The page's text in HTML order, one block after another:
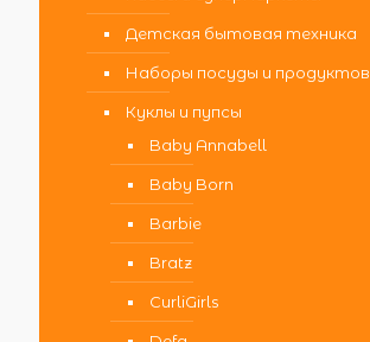
Детская бытовая техника
Наборы посуды и продуктов
Куклы и пупсы
Baby Annabell
Baby Born
Barbie
Bratz
CurliGirls